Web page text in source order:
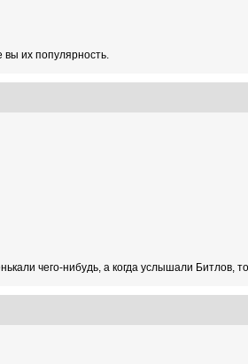
вы их популярность.
чего-нибудь, а когда услышали